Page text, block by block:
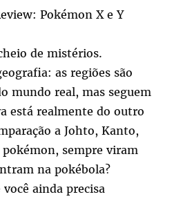
Pokémon X e Y
de mistérios.
as regiões são
mundo real, mas seguem
está realmente do outro
a Johto, Kanto,
sempre viram
na pokébola?
ainda precisa